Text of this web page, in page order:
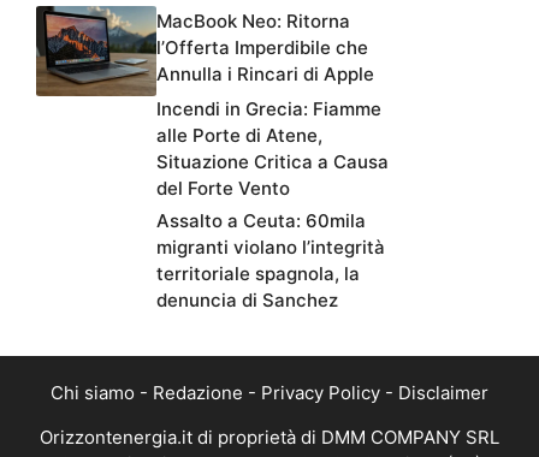
MacBook Neo: Ritorna
l’Offerta Imperdibile che
Annulla i Rincari di Apple
Incendi in Grecia: Fiamme
alle Porte di Atene,
Situazione Critica a Causa
del Forte Vento
Assalto a Ceuta: 60mila
migranti violano l’integrità
territoriale spagnola, la
denuncia di Sanchez
Chi siamo - Redazione - Privacy Policy - Disclaimer
Orizzontenergia.it di proprietà di DMM COMPANY SRL